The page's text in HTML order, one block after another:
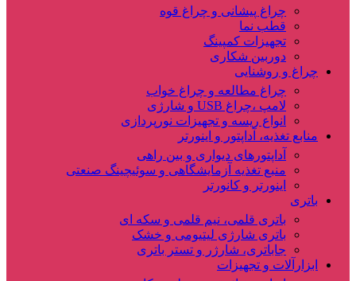
چراغ پیشانی و چراغ قوه
قطب نما
تجهیزات کمپینگ
دوربین شکاری
چراغ و روشنایی
چراغ مطالعه و چراغ خواب
لامپ ،چراغ USB و شارژی
انواع ریسه و تجهیزات نورپردازی
منابع تغذیه، آداپتور و اینورتر
آداپتورهای دیواری و بین راهی
منبع تغذیه آزمایشگاهی و سوئیچینگ صنعتی
اینورتر و کانورتر
باتری
باتری قلمی، نیم قلمی و سکه ای
باتری شارژی لیتیومی و خشک
جاباتری، شارژر و تستر باتری
ابزارآلات و تجهیزات